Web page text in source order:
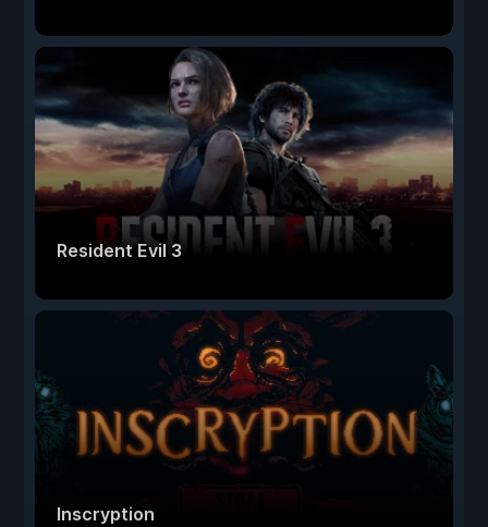
Resident Evil 3
Inscryption